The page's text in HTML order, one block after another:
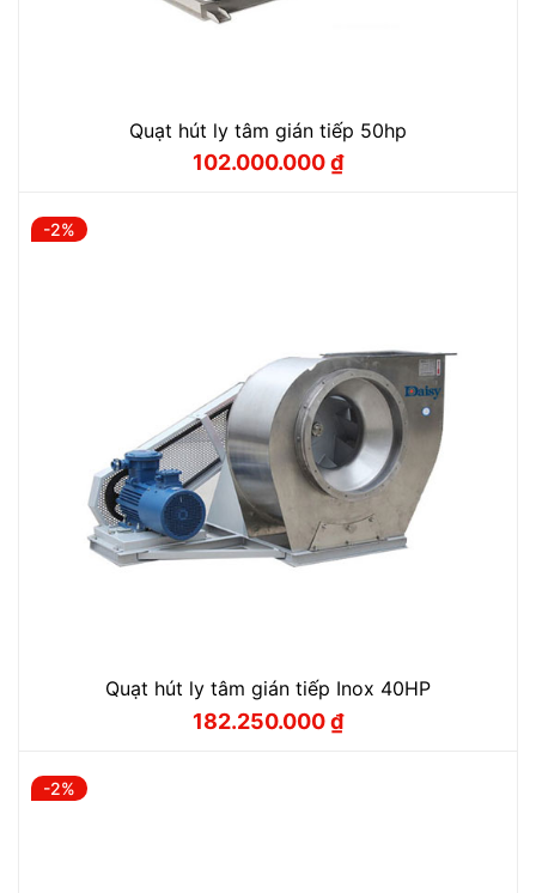
Quạt hút ly tâm gián tiếp 50hp
Giá
102.000.000₫
Giá
-2%
Quạt hút ly tâm gián tiếp Inox 40HP
Giá
182.250.000₫
Giá
-2%